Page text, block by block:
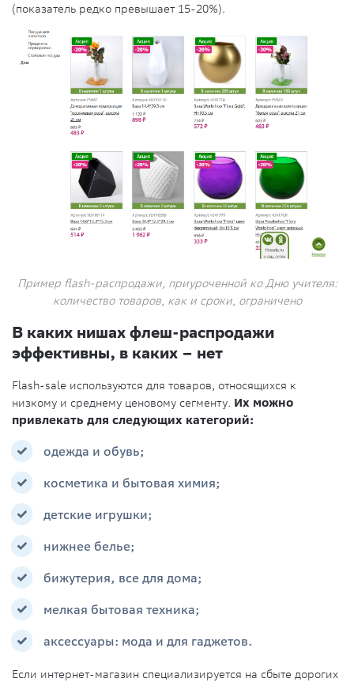
(показатель редко превышает 15-20%).
Пример flash-распродажи, приуроченной ко Дню учителя:
количество товаров, как и сроки, ограничено
В каких нишах флеш-распродажи
эффективны, в каких – нет
Flash-sale используются для товаров, относящихся к
низкому и среднему ценовому сегменту. Их можно
привлекать для следующих категорий:
одежда и обувь;
косметика и бытовая химия;
детские игрушки;
нижнее белье;
бижутерия, все для дома;
мелкая бытовая техника;
аксессуары: мода и для гаджетов.
Если интернет-магазин специализируется на сбыте дорогих